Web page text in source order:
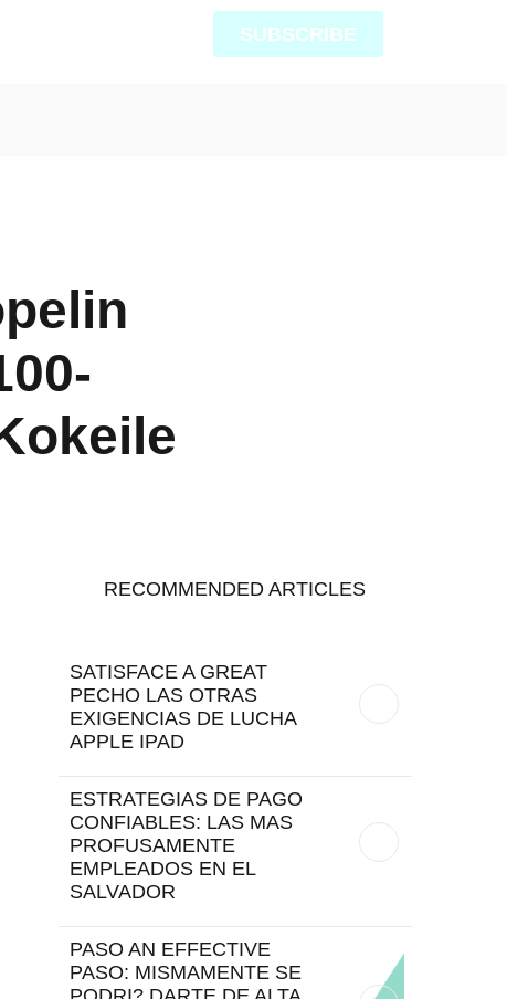
SUBSCRIBE
RECOMMENDED ARTICLES
SATISFACE A GREAT
PECHO LAS OTRAS
EXIGENCIAS DE LUCHA
APPLE IPAD
ESTRATEGIAS DE PAGO
CONFIABLES: LAS MAS
PROFUSAMENTE
EMPLEADOS EN EL
SALVADOR
PASO AN EFFECTIVE
PASO: MISMAMENTE SE